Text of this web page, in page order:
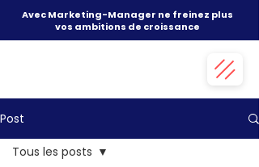
Avec Marketing-Manager ne freinez plus
vos ambitions de croissance
Post
Tous les posts